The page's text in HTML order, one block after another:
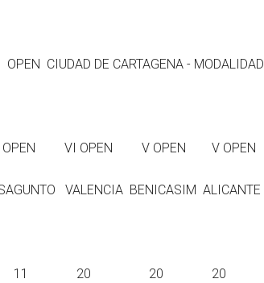
CIUDAD DE CARTAGENA -
I OPEN VI OPEN V OPEN V
BENICASIM ALICANTE
Esp. 11